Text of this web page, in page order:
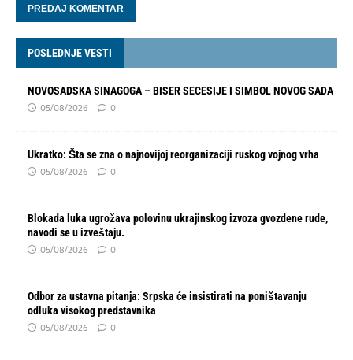
POSLEDNJE VESTI
NOVOSADSKA SINAGOGA – BISER SECESIJE I SIMBOL NOVOG SADA
05/08/2026 0
Ukratko: Šta se zna o najnovijoj reorganizaciji ruskog vojnog vrha
05/08/2026 0
Blokada luka ugrožava polovinu ukrajinskog izvoza gvozdene rude,
navodi se u izveštaju.
05/08/2026 0
Odbor za ustavna pitanja: Srpska će insistirati na poništavanju
odluka visokog predstavnika
05/08/2026 0